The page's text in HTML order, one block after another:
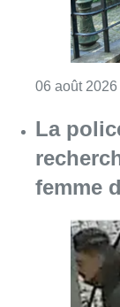
06 août 2026